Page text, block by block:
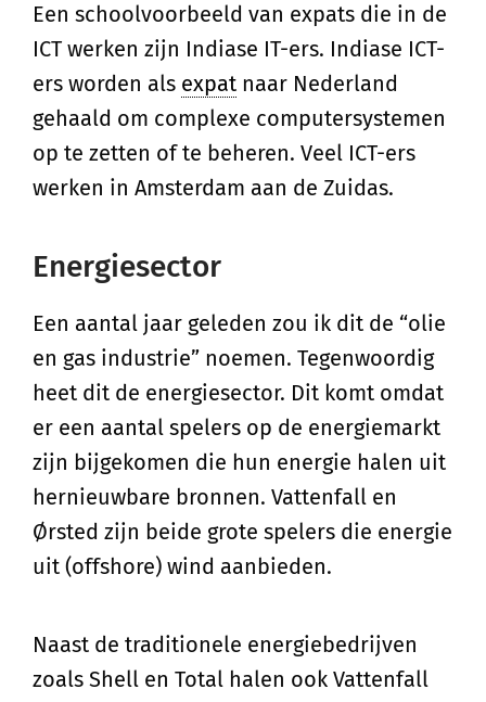
Een schoolvoorbeeld van expats die in de
ICT werken zijn Indiase IT-ers. Indiase ICT-
ers worden als expat naar Nederland
gehaald om complexe computersystemen
op te zetten of te beheren. Veel ICT-ers
werken in Amsterdam aan de Zuidas.
Energiesector
Een aantal jaar geleden zou ik dit de “olie
en gas industrie” noemen. Tegenwoordig
heet dit de energiesector. Dit komt omdat
er een aantal spelers op de energiemarkt
zijn bijgekomen die hun energie halen uit
hernieuwbare bronnen. Vattenfall en
Ørsted zijn beide grote spelers die energie
uit (offshore) wind aanbieden.
Naast de traditionele energiebedrijven
zoals Shell en Total halen ook Vattenfall